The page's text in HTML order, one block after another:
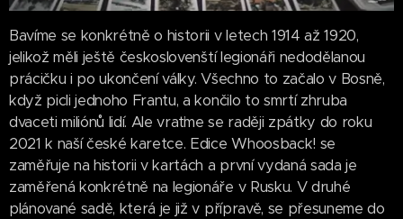
Bavíme se konkrétně o historii v letech 1914 až 1920,
jelikož měli ještě českoslovenští legionáři nedodělanou
prácičku i po ukončení války. Všechno to začalo v Bosně,
když picli jednoho Frantu, a končilo to smrtí zhruba
dvaceti miliónů lidí. Ale vraťme se raději zpátky do roku
2021 k naší české karetce. Edice Whoosback! se
zaměřuje na historii v kartách a první vydaná sada je
zaměřená konkrétně na legionáře v Rusku. V druhé
plánované sadě, která je již v přípravě, se přesuneme do